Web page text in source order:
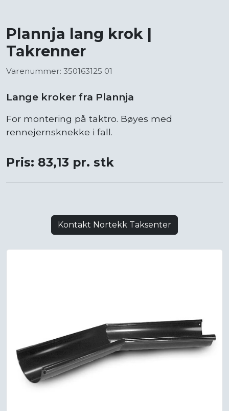
Plannja lang krok |
Takrenner
Varenummer: 350163125 01
Lange kroker fra Plannja
For montering på taktro. Bøyes med
rennejernsknekke i fall.
Pris: 83,13 pr. stk
Kontakt Nortekk Taksenter